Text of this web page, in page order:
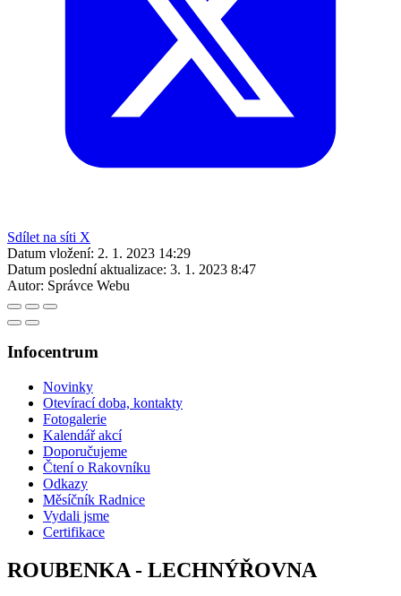
Sdílet na síti X
Datum vložení: 2. 1. 2023 14:29
Datum poslední aktualizace: 3. 1. 2023 8:47
Autor: Správce Webu
Infocentrum
Novinky
Otevírací doba, kontakty
Fotogalerie
Kalendář akcí
Doporučujeme
Čtení o Rakovníku
Odkazy
Měsíčník Radnice
Vydali jsme
Certifikace
ROUBENKA - LECHNÝŘOVNA